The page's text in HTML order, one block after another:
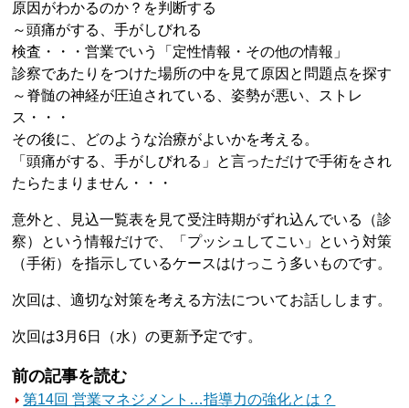
原因がわかるのか？を判断する
～頭痛がする、手がしびれる
検査・・・営業でいう「定性情報・その他の情報」
診察であたりをつけた場所の中を見て原因と問題点を探す
～脊髄の神経が圧迫されている、姿勢が悪い、ストレ
ス・・・
その後に、どのような治療がよいかを考える。
「頭痛がする、手がしびれる」と言っただけで手術をされ
たらたまりません・・・
意外と、見込一覧表を見て受注時期がずれ込んでいる（診
察）という情報だけで、「プッシュしてこい」という対策
（手術）を指示しているケースはけっこう多いものです。
次回は、適切な対策を考える方法についてお話しします。
次回は3月6日（水）の更新予定です。
前の記事を読む
第14回 営業マネジメント…指導力の強化とは？